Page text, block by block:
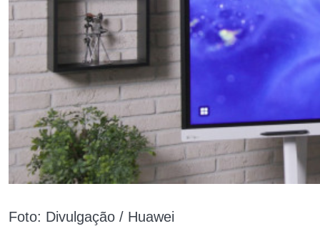
Foto: Divulgação / Huawei